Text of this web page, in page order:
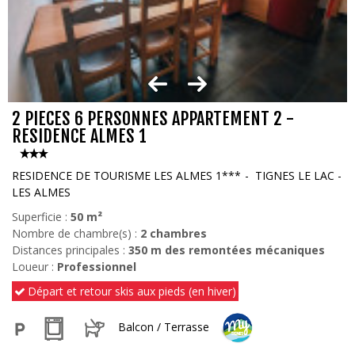
2 PIECES 6 PERSONNES APPARTEMENT 2 -
RESIDENCE ALMES 1
RESIDENCE DE TOURISME LES ALMES 1***
TIGNES LE LAC -
LES ALMES
Superficie : 50 m²
Nombre de chambre(s) : 2 chambres
Distances principales : 350 m des remontées mécaniques
Loueur : Professionnel
Départ et retour skis aux pieds (en hiver)
Balcon / Terrasse